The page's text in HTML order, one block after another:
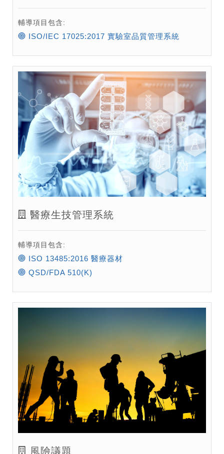
輔導項目包含:
ISO/IEC 17025:2017 實驗室品質管理系統
醫療生技管理系統
輔導項目包含:
ISO 13485:2016 醫療器材
QSD/FDA 510(K)
風險議題